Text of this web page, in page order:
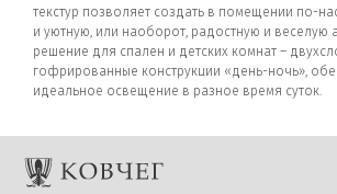
текстур позволяет создать в помещении по-
и уютную, или наоборот, радостную и веселую
решение для спален и детских комнат –
гофрированные конструкции «день-ночь»,
идеальное освещение в разное время суток.